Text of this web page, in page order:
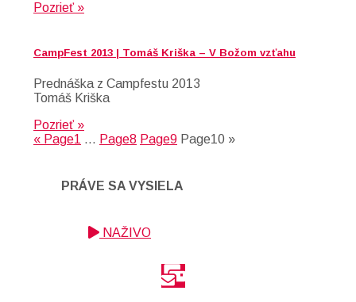
Pozrieť »
CampFest 2013 | Tomáš Kriška – V Božom vzťahu
Prednáška z Campfestu 2013
Tomáš Kriška
Pozrieť »
« Page1 … Page8 Page9 Page10 »
PRÁVE SA VYSIELA
NAŽIVO